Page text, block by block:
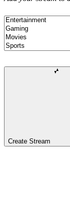
Create Stream